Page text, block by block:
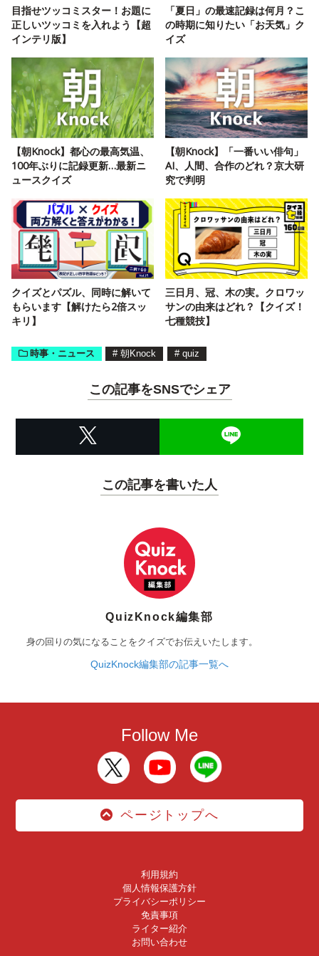
目指せツッコミスター！お題に
正しいツッコミを入れよう【超
インテリ版】
「夏日」の最速記録は何月？こ
の時期に知りたい「お天気」ク
イズ
【朝Knock】都心の最高気温、
100年ぶりに記録更新…最新ニ
ュースクイズ
【朝Knock】「一番いい俳句」
AI、人間、合作のどれ？京大研
究で判明
クイズとパズル、同時に解いて
もらいます【解けたら2倍スッ
キリ】
三日月、冠、木の実。クロワッ
サンの由来はどれ？【クイズ！
七種競技】
時事・ニュース # 朝Knock # quiz
この記事をSNSでシェア
この記事を書いた人
QuizKnock編集部
身の回りの気になることをクイズでお伝えいたします。
QuizKnock編集部の記事一覧へ
Follow Me
ページトップへ
利用規約
個人情報保護方針
プライバシーポリシー
免責事項
ライター紹介
お問い合わせ